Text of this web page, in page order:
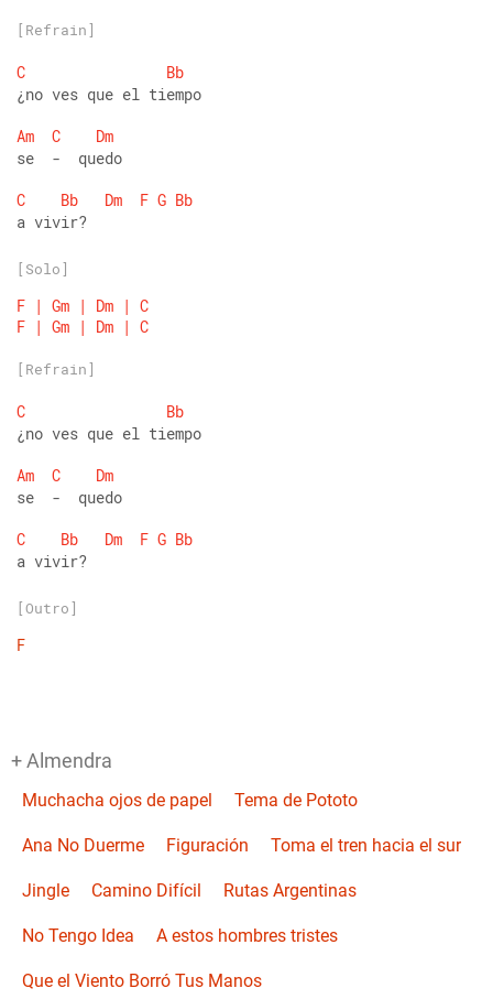
[Refrain]
C
Bb
¿no ves que el tiempo
Am
C
Dm
se  -  quedo
C
Bb Dm F G Bb
a vivir?
[Solo]
F | Gm | Dm | C
F | Gm | Dm | C
[Refrain]
C
Bb
¿no ves que el tiempo
Am
C
Dm
se  -  quedo
C
Bb Dm F G Bb
a vivir?
[Outro]
F
+ Almendra
Muchacha ojos de papel Tema de Pototo
Ana No Duerme Figuración Toma el tren hacia el sur
Jingle Camino Difícil Rutas Argentinas
No Tengo Idea A estos hombres tristes
Que el Viento Borró Tus Manos